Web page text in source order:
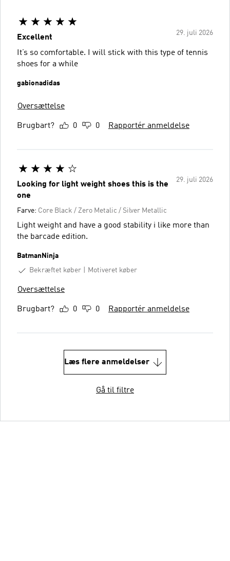
29. juli 2026
Excellent
It’s so comfortable. I will stick with this type of tennis
shoes for a while
gabionadidas
Oversættelse
Brugbart? 0 0 Rapportér anmeldelse
29. juli 2026
Looking for light weight shoes this is the
one
Farve: Core Black / Zero Metalic / Silver Metallic
Light weight and have a good stability i like more than
the barcade edition.
BatmanNinja
Bekræftet køber
Motiveret køber
Oversættelse
Brugbart? 0 0 Rapportér anmeldelse
Læs flere anmeldelser
Gå til filtre